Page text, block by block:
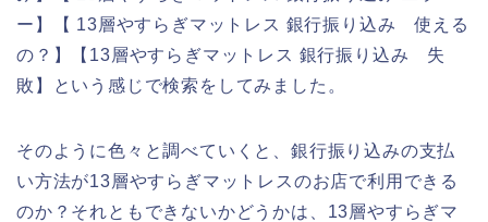
ー】【 13層やすらぎマットレス 銀行振り込み 使える
の？】【13層やすらぎマットレス 銀行振り込み 失
敗】という感じで検索をしてみました。
そのように色々と調べていくと、銀行振り込みの支払
い方法が13層やすらぎマットレスのお店で利用できる
のか？それともできないかどうかは、13層やすらぎマ